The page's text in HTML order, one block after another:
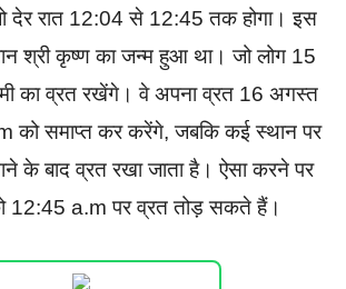
देर रात 12:04 से 12:45 तक होगा। इस
श्री कृष्ण का जन्म हुआ था। जो लोग 15
का व्रत रखेंगे। वे अपना व्रत 16 अगस्त
को समाप्त कर करेंगे, जबकि कई स्थान पर
के बाद व्रत रखा जाता है। ऐसा करने पर
12:45 a.m पर व्रत तोड़ सकते हैं।